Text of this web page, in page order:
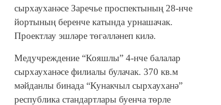
сырхауханәсе Заречье проспектының 28-нче
йортының беренче катында урнашачак.
Проектлау эшләре төгәлләнеп килә.
Медучреждение “Кояшлы” 4-нче балалар
сырхауханәсе филиалы булачак. 370 кв.м
мәйданлы бинада “Кунакчыл сырхауханә”
республика стандартлары буенча төрле